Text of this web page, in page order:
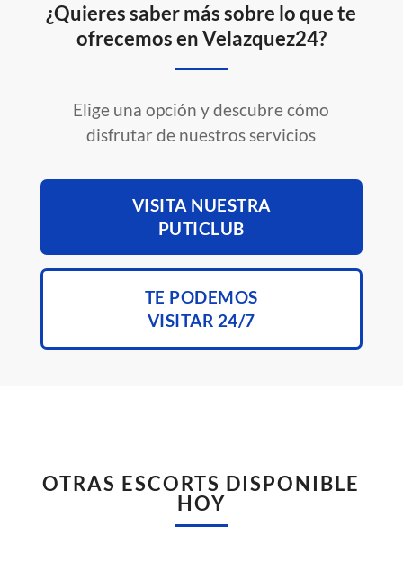
¿Quieres saber más sobre lo que te
ofrecemos en Velazquez24?
Elige una opción y descubre cómo
disfrutar de nuestros servicios
VISITA NUESTRA
PUTICLUB
TE PODEMOS
VISITAR 24/7
OTRAS ESCORTS DISPONIBLE
HOY